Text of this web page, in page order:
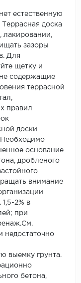
естественную
доска
лакировании,
зазоры
Для
щетку и
содержащие
террасной
правил
доски
Необходимо
основание
дробленого
внимание
2% в
при
недостаточно
выемку грунта.
бетона,